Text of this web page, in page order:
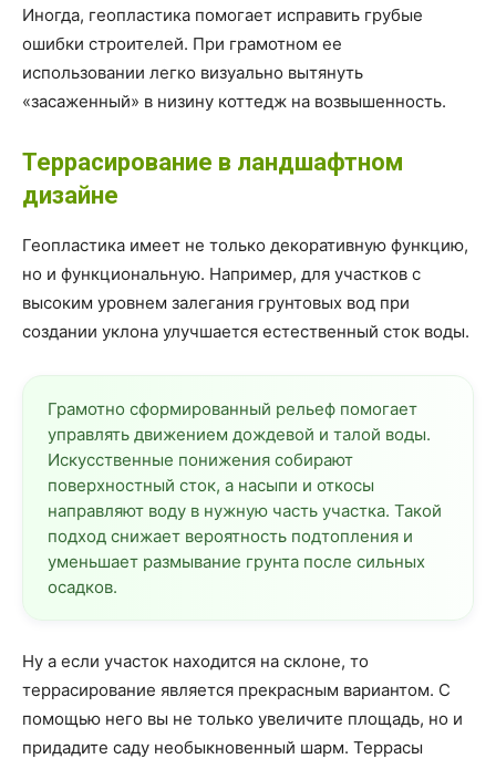
Иногда, геопластика помогает исправить грубые
ошибки строителей. При грамотном ее
использовании легко визуально вытянуть
«засаженный» в низину коттедж на возвышенность.
Террасирование в ландшафтном
дизайне
Геопластика имеет не только декоративную функцию,
но и функциональную. Например, для участков с
высоким уровнем залегания грунтовых вод при
создании уклона улучшается естественный сток воды.
Грамотно сформированный рельеф помогает
управлять движением дождевой и талой воды.
Искусственные понижения собирают
поверхностный сток, а насыпи и откосы
направляют воду в нужную часть участка. Такой
подход снижает вероятность подтопления и
уменьшает размывание грунта после сильных
осадков.
Ну а если участок находится на склоне, то
террасирование является прекрасным вариантом. С
помощью него вы не только увеличите площадь, но и
придадите саду необыкновенный шарм. Террасы